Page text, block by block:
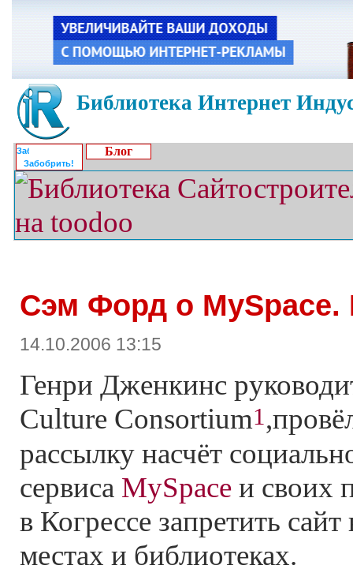
Библиотека Интернет
Забобрить!
Блог
Сэм Форд о MySpace.
14.10.2006 13:15
Генри Дженкинс
Culture Consortium1
рассылку насчёт
сервиса MySpace и своих
в Когрессе запретить
местах и библиотеках.